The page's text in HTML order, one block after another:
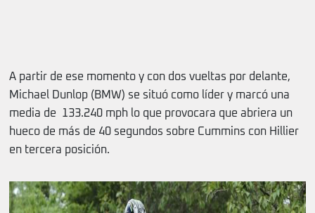
A partir de ese momento y con dos vueltas por delante,
Michael Dunlop (BMW) se situó como líder y marcó una
media de 133.240 mph lo que provocara que abriera un
hueco de más de 40 segundos sobre Cummins con Hillier
en tercera posición.